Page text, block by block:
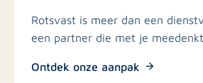
Rotsvast is meer dan een
een partner die met je
Ontdek onze aanpak